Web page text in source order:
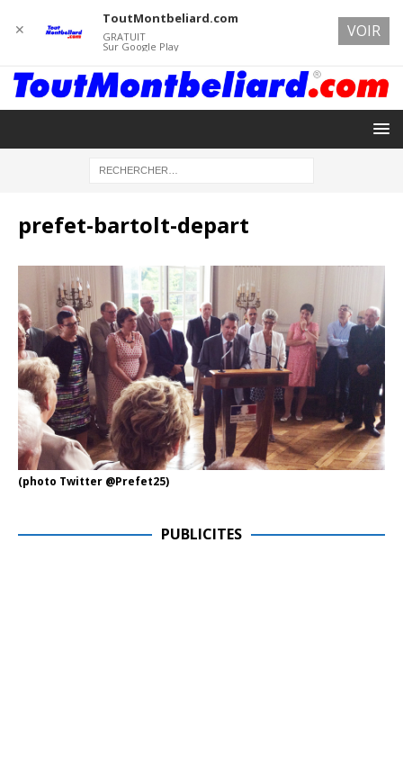
prefet-bartolt-depart
(photo Twitter @Prefet25)
PUBLICITES
✕
ToutMontbeliard.com
GRATUIT
Sur Google Play
VOIR